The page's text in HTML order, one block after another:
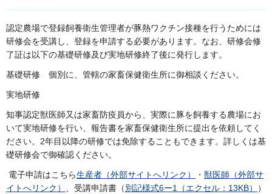
認定農場で登録飼養衛生管理者が豚熱ワクチン接種を行うためには
研修会を受講し、登録を申請する必要があります。なお、研修会修
了証は以下の基礎研修及び実地研修終了後に発行します。
基礎研修 個別に、管轄の家畜保健衛生所に御相談ください。
実地研修
知事認定獣医師又は家畜防疫員から、実際に豚を飼養する農場にお
いて実地研修を行い、報告書を家畜保健衛生所に提出を依頼してく
ださい。2年目以降の研修では免除することもできます。詳しくは基
礎研修会で御確認ください。
電子申請はこちら生産者（外部サイトへリンク） ・ 獣医師（外部サ
イトへリンク） 、受講申請書（別記様式6ー1（エクセル：13KB） ）